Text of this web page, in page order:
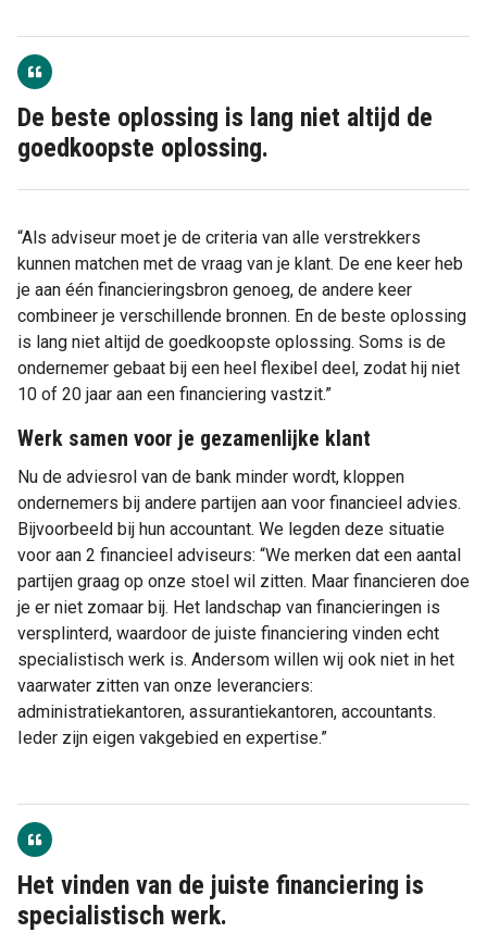
De beste oplossing is lang niet altijd de
goedkoopste oplossing.
“Als adviseur moet je de criteria van alle verstrekkers
kunnen matchen met de vraag van je klant. De ene keer heb
je aan één financieringsbron genoeg, de andere keer
combineer je verschillende bronnen. En de beste oplossing
is lang niet altijd de goedkoopste oplossing. Soms is de
ondernemer gebaat bij een heel flexibel deel, zodat hij niet
10 of 20 jaar aan een financiering vastzit.”
Werk samen voor je gezamenlijke klant
Nu de adviesrol van de bank minder wordt, kloppen
ondernemers bij andere partijen aan voor financieel advies.
Bijvoorbeeld bij hun accountant. We legden deze situatie
voor aan 2 financieel adviseurs: “We merken dat een aantal
partijen graag op onze stoel wil zitten. Maar financieren doe
je er niet zomaar bij. Het landschap van financieringen is
versplinterd, waardoor de juiste financiering vinden echt
specialistisch werk is. Andersom willen wij ook niet in het
vaarwater zitten van onze leveranciers:
administratiekantoren, assurantiekantoren, accountants.
Ieder zijn eigen vakgebied en expertise.”
Het vinden van de juiste financiering is
specialistisch werk.